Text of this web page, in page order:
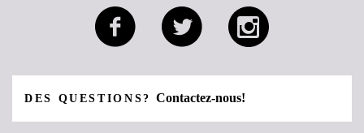
DES QUESTIONS?Contactez-nous!